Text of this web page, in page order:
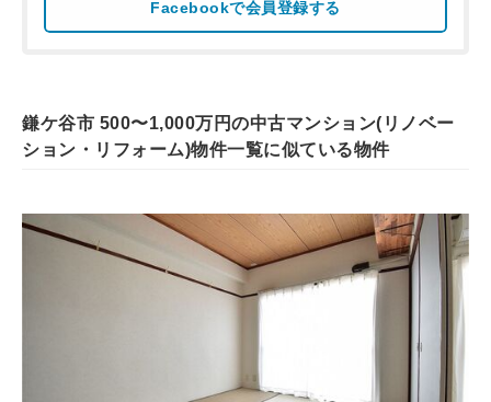
Facebookで会員登録する
鎌ケ谷市 500〜1,000万円の中古マンション(リノベー
ション・リフォーム)物件一覧に似ている物件